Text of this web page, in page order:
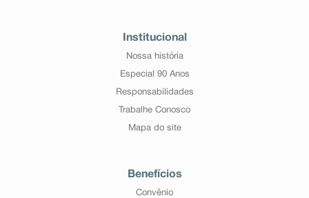
Institucional
Nossa história
Especial 90 Anos
Responsabilidades
Trabalhe Conosco
Mapa do site
Benefícios
Convênio